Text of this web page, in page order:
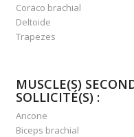
Coraco brachial
Deltoide
Trapezes
MUSCLE(S)
SOLLICITÉ(S) :
Ancone
Biceps brachial